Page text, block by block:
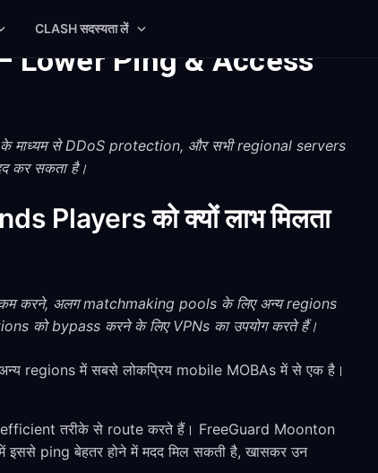
CLASH सदस्यता लें
Lower Ping & Access
माध्यम से DDoS protection, और सभी regional servers
कर सकता है।
Players को क्यों लाभ मिलता
करने, अलग matchmaking pools के लिए अन्य regions
को bypass करने के लिए VPNs का उपयोग करते हैं।
regions में सबसे लोकप्रिय mobile MOBAs में से एक है।
तरीके से route करते हैं। FreeGuard Moonton
ping बेहतर होने में मदद मिल सकती है, खासकर उन